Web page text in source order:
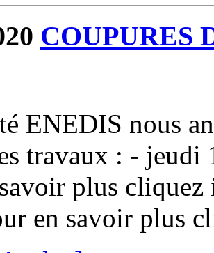
COUPURES
ENEDIS nous
travaux : - jeudi
plus
en savoir plus